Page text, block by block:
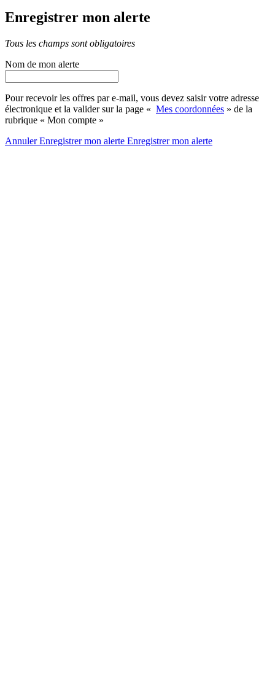
Enregistrer mon alerte
Tous les champs sont obligatoires
Nom de mon alerte
Pour recevoir les offres par e-mail, vous devez saisir votre adresse
électronique et la valider sur la page « Mes coordonnées » de la
rubrique « Mon compte »
AnnulerEnregistrer mon alerte Enregistrermon alerte